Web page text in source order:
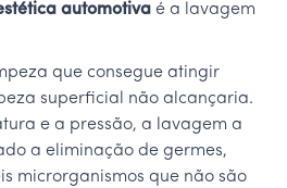
automotiva é a lavagem
que consegue atingir
superficial não alcançaria.
e a pressão, a lavagem a
a eliminação de germes,
microrganismos que não são